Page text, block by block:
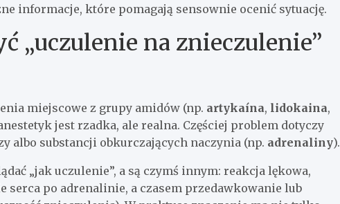
informacje, które pomagają sensownie ocenić sytuację.
„uczulenie na znieczulenie”
miejscowe z grupy amidów (np. artykaína, lidokaina,
jest rzadka, ale realna. Częściej problem dotyczy
albo substancji obkurczających naczynia (np. adrenaliny).
„jak uczulenie”, a są czymś innym: reakcja lękowa,
serca po adrenalinie, a czasem przedawkowanie lub